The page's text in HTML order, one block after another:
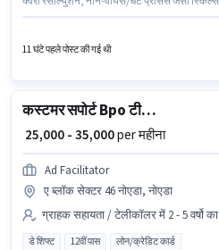
भूमिका है, जिसमें नाइट शिफ्ट और 5 days working
11 घंटे पहले पोस्ट की गई थी
कस्टमर सपोर्ट Bpo टीम लीडर
₹ 25,000 - 35,000per महीना
Ad Facilitator
ए ब्लॉक सेक्टर 46 नोएडा, नोएडा
ग्राहक सहायता / टेलीकॉलर में 2 - 5 वर्षो
डे शिफ्ट 12वीं पास लोन/क्रेडिट कार्ड